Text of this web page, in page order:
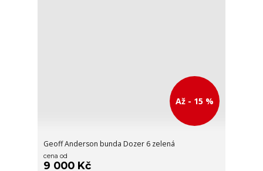
Až - 15 %
Geoff Anderson bunda Dozer 6 zelená
cena od
9 000 Kč